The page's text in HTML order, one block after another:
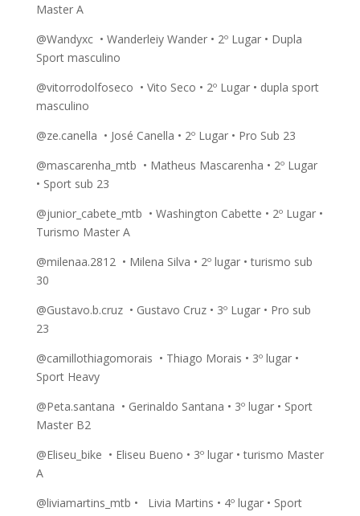
Master A
@Wandyxc • Wanderleiy Wander • 2º Lugar • Dupla
Sport masculino
@vitorrodolfoseco • Vito Seco • 2º Lugar • dupla sport
masculino
@ze.canella • José Canella • 2º Lugar • Pro Sub 23
@mascarenha_mtb • Matheus Mascarenha • 2º Lugar
• Sport sub 23
@junior_cabete_mtb • Washington Cabette • 2º Lugar •
Turismo Master A
@milenaa.2812 • Milena Silva • 2º lugar • turismo sub
30
@Gustavo.b.cruz • Gustavo Cruz • 3º Lugar • Pro sub
23
@camillothiagomorais • Thiago Morais • 3º lugar •
Sport Heavy
@Peta.santana • Gerinaldo Santana • 3º lugar • Sport
Master B2
@Eliseu_bike • Eliseu Bueno • 3º lugar • turismo Master
A
@liviamartins_mtb • Livia Martins • 4º lugar • Sport